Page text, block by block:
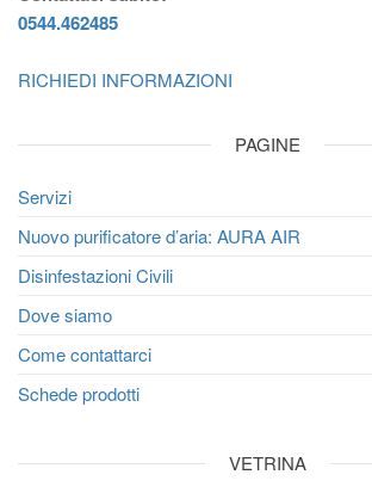
0544.462485
RICHIEDI INFORMAZIONI
PAGINE
Servizi
Nuovo purificatore d’aria: AURA AIR
Disinfestazioni Civili
Dove siamo
Come contattarci
Schede prodotti
VETRINA